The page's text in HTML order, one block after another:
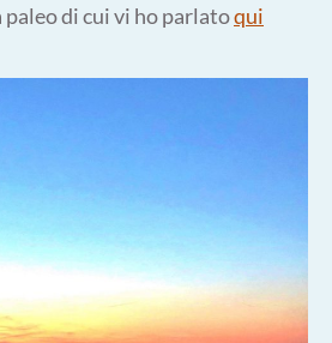
paleo di cui vi ho parlatoqui